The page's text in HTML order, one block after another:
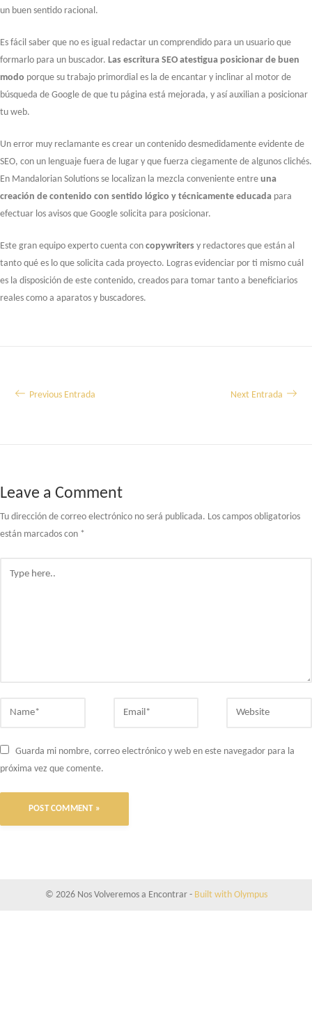
un buen sentido racional.
Es fácil saber que no es igual redactar un comprendido para un usuario que
formarlo para un buscador. Las escritura SEO atestigua posicionar de buen
modo porque su trabajo primordial es la de encantar y inclinar al motor de
búsqueda de Google de que tu página está mejorada, y así auxilian a posicionar
tu web.
Un error muy reclamante es crear un contenido desmedidamente evidente de
SEO, con un lenguaje fuera de lugar y que fuerza ciegamente de algunos clichés.
En Mandalorian Solutions se localizan la mezcla conveniente entre una
creación de contenido con sentido lógico y técnicamente educada para
efectuar los avisos que Google solicita para posicionar.
Este gran equipo experto cuenta con copywriters y redactores que están al
tanto qué es lo que solicita cada proyecto. Logras evidenciar por ti mismo cuál
es la disposición de este contenido, creados para tomar tanto a beneficiarios
reales como a aparatos y buscadores.
NavegaciónPrevious Entrada Next Entrada
Leave a Comment
Tu dirección de correo electrónico no será publicada. Los campos obligatorios
están marcados con *
Guarda mi nombre, correo electrónico y web en este navegador para la
próxima vez que comente.
© 2026 Nos Volveremos a Encontrar - Built with Olympus